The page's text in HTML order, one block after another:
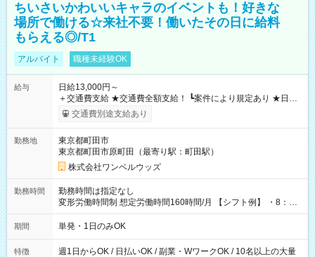
ちいさいかわいいキャラのイベントも！好きな
場所で働ける☆来社不要！働いたその日に給料
もらえる◎/T1
アルバイト 職種未経験OK
給与
日給13,000円～
＋交通費支給 ★交通費全額支給！ ┗案件により規定あり ★日払
いOK！（規定あり） ┗働いたその日に現金GET♪ お仕事後はコ
ンビニATMから 日払い分を引き落とせます！ 【試用期間】試
交通費別途支給あり
勤務地
東京都町田市
東京都町田市原町田（最寄り駅：町田駅）
株式会社ワンベルウッズ
勤務時間
勤務時間は指定なし
変形労働時間制 想定労働時間160時間/月 【シフト例】 ・8：00
～21：00
期間 単発・1日のみOK
特徴
週1日からOK / 日払いOK / 副業・WワークOK / 10名以上の大量